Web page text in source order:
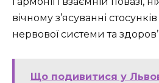
вічному з’ясуванні
нервової системи та
Що подивитися у